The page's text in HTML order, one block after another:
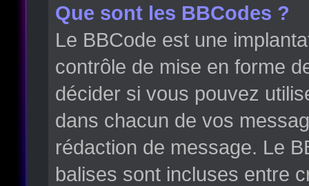
Que sont les BBCodes ?
Le BBCode est une
contrôle de mise en forme
décider si vous pouvez
dans chacun de vos
rédaction de message. Le
balises sont incluses entre